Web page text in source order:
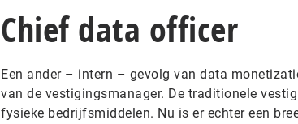
Chief data officer
Een ander – intern – gevolg van data
van de vestigingsmanager. De traditionele
fysieke bedrijfsmiddelen. Nu is er echter een